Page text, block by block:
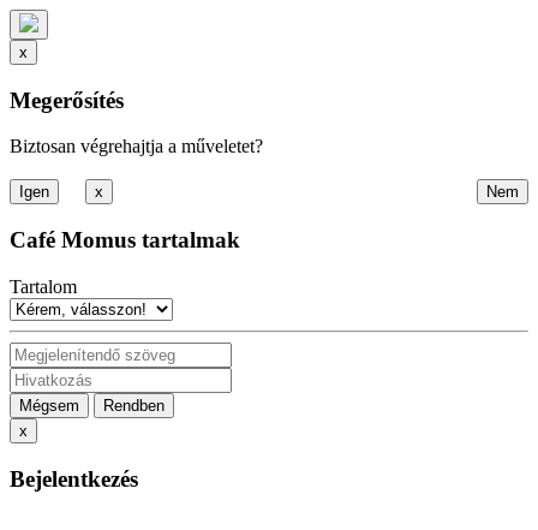
x
Megerősítés
Biztosan végrehajtja a műveletet?
x
Café Momus tartalmak
Tartalom
Mégsem
Rendben
x
Bejelentkezés